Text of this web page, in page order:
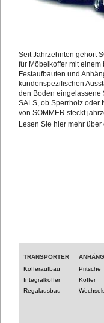
Seit Jahrzehnten gehört
für Möbelkoffer mit
Festaufbauten und
kundenspezifischen
den Boden eingelassene
SALS, ob Sperrholz oder
von SOMMER steckt
Lesen Sie hier mehr über
TRANSPORTER
Kofferaufbau
Integralkoffer
Regalausbau
Pritsche
Koffer